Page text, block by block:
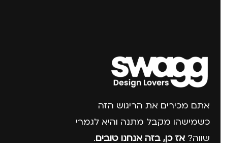
אתם מכירים את הריגוש הזה
כשמישהו מקבל מתנה והיא לגמרי
שווה? אז כן, בזה אנחנו טובים.